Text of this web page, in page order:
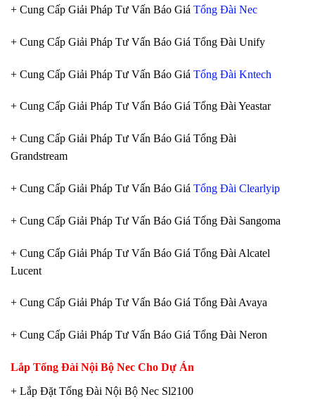
+ Cung Cấp Giải Pháp Tư Vấn Báo Giá Tổng Đài Nec
+ Cung Cấp Giải Pháp Tư Vấn Báo Giá Tổng Đài Unify
+ Cung Cấp Giải Pháp Tư Vấn Báo Giá Tổng Đài Kntech
+ Cung Cấp Giải Pháp Tư Vấn Báo Giá Tổng Đài Yeastar
+ Cung Cấp Giải Pháp Tư Vấn Báo Giá Tổng Đài
Grandstream
+ Cung Cấp Giải Pháp Tư Vấn Báo Giá Tổng Đài Clearlyip
+ Cung Cấp Giải Pháp Tư Vấn Báo Giá Tổng Đài Sangoma
+ Cung Cấp Giải Pháp Tư Vấn Báo Giá Tổng Đài Alcatel
Lucent
+ Cung Cấp Giải Pháp Tư Vấn Báo Giá Tổng Đài Avaya
+ Cung Cấp Giải Pháp Tư Vấn Báo Giá Tổng Đài Neron
Lắp Tổng Đài Nội Bộ Nec Cho Dự Án
+ Lắp Đặt Tổng Đài Nội Bộ Nec Sl2100